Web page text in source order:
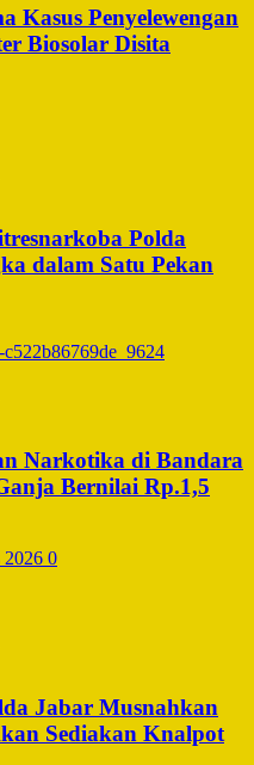
Kasus Penyelewengan
Biosolar Disita
Polda
dalam Satu Pekan
Narkotika di Bandara
Bernilai Rp.1,5
2026 0
Jabar Musnahkan
Sediakan Knalpot